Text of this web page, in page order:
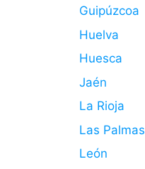
Guipúzcoa
Huelva
Huesca
Jaén
La Rioja
Las Palmas
León